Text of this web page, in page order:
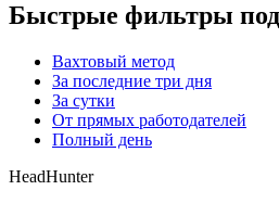
Быстрые фильтры
Вахтовый метод
За последние три дня
За сутки
От прямых работодателей
Полный день
HeadHunter